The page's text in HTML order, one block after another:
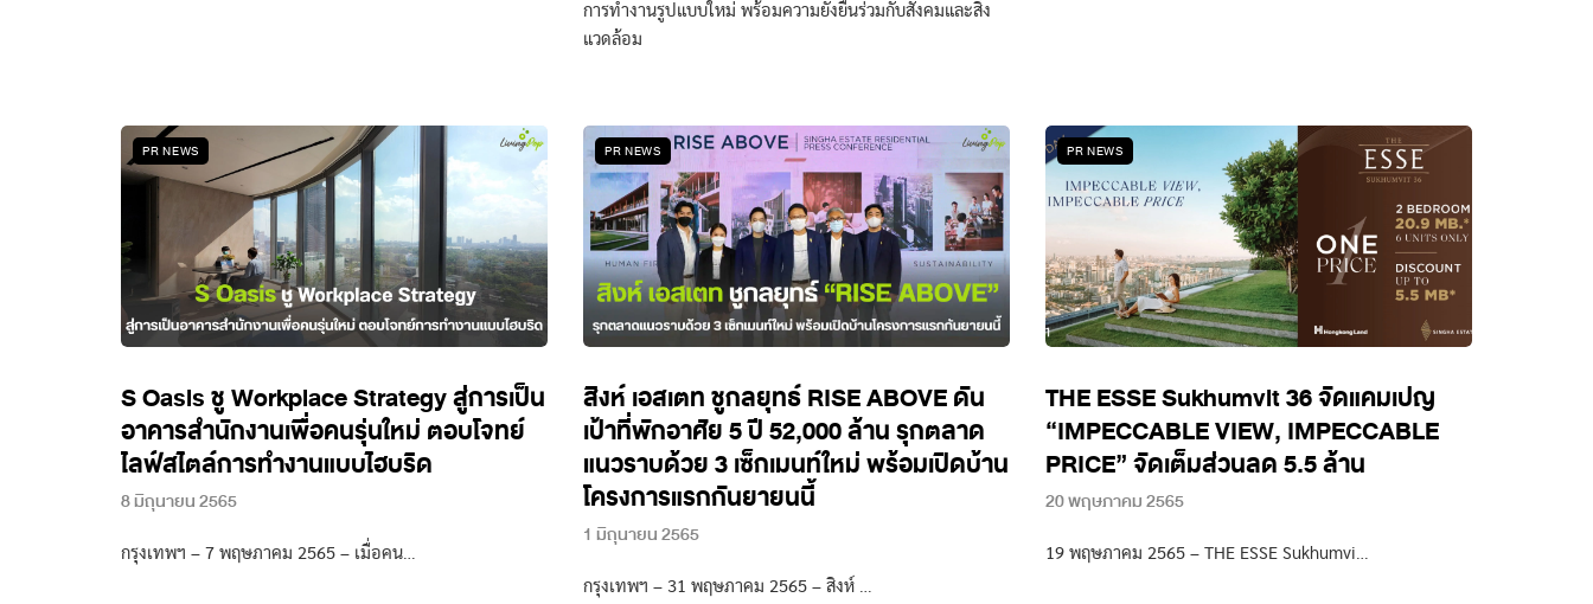
การทำงานรูปแบบใหม่ พร้อมความยั่งยืนร่วมกับสังคมและสิ่ง
แวดล้อม
PR NEWS
S Oasis ชู Workplace Strategy สู่การเป็น
อาคารสำนักงานเพื่อคนรุ่นใหม่ ตอบโจทย์
ไลฟ์สไตล์การทำงานแบบไฮบริด
8 มิถุนายน 2565
กรุงเทพฯ – 7 พฤษภาคม 2565 – เมื่อคน…
PR NEWS
สิงห์ เอสเตท ชูกลยุทธ์ RISE ABOVE ดัน
เป้าที่พักอาศัย 5 ปี 52,000 ล้าน รุกตลาด
แนวราบด้วย 3 เซ็กเมนท์ใหม่ พร้อมเปิดบ้าน
โครงการแรกกันยายนนี้
1 มิถุนายน 2565
กรุงเทพฯ – 31 พฤษภาคม 2565 – สิงห์ …
PR NEWS
THE ESSE Sukhumvit 36 จัดแคมเปญ
“IMPECCABLE VIEW, IMPECCABLE
PRICE” จัดเต็มส่วนลด 5.5 ล้าน
20 พฤษภาคม 2565
19 พฤษภาคม 2565 – THE ESSE Sukhumvi…